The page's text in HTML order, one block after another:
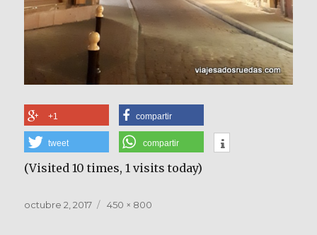
+1 compartir
tweet compartir
(Visited 10 times, 1 visits today)
Publicado
octubre 2, 2017
Tamaño
450 × 800